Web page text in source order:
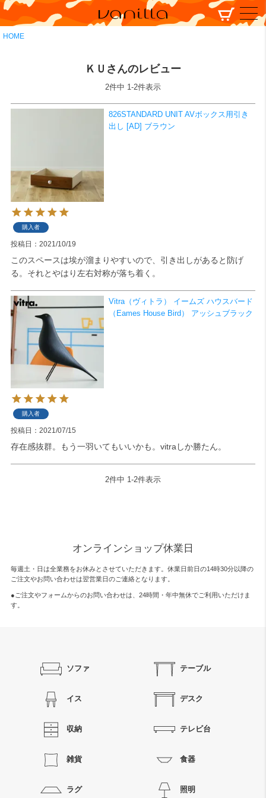
HOME
検索
ＫＵさんのレビュー
2件中 1-2件表示
826STANDARD UNIT AVボックス用引き
出し [AD] ブラウン
購入者
投稿日 2021/10/19
このスペースは埃が溜まりやすいので、引き出しがあると防げ
る。それとやはり左右対称が落ち着く。
Vitra（ヴィトラ） イームズ ハウスバード
（Eames House Bird） アッシュブラック
購入者
投稿日 2021/07/15
存在感抜群。もう一羽いてもいいかも。vitraしか勝たん。
2件中 1-2件表示
オンラインショップ休業日
毎週土・日は全業務をお休みとさせていただきます。休業日前日の14時30分以降の
ご注文やお問い合わせは翌営業日のご連絡となります。
●ご注文やフォームからのお問い合わせは、 24時間・年中無休でご利用いただけま
す。
ソファ テーブル
イス デスク
収納 テレビ台
雑貨 食器
ラグ 照明